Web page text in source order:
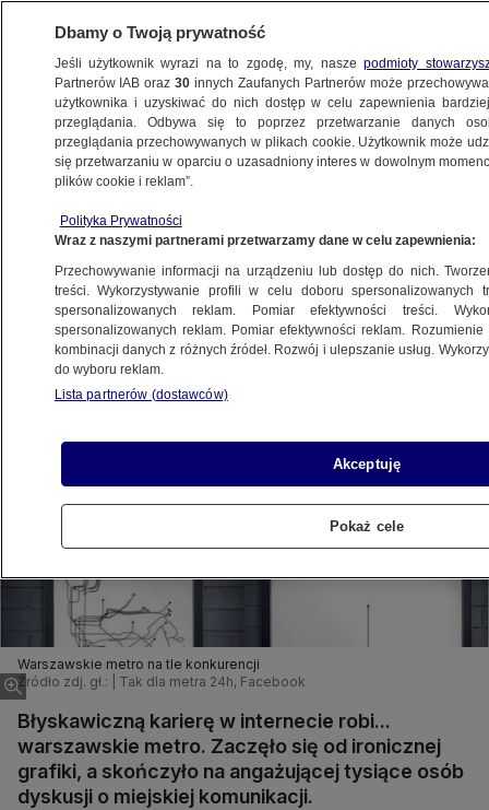
WARSZAWA
NAJNOWSZE
internetu
19.07.2012, 15:48
Udostępnij
Warszawskie metro na tle konkurencji
Źródło zdj. gł.: | Tak dla metra 24h, Facebook
Błyskawiczną karierę w internecie robi...
warszawskie metro. Zaczęło się od ironicznej
grafiki, a skończyło na angażującej tysiące osób
dyskusji o miejskiej komunikacji.
Dbamy o Twoją prywatność
Jeśli użytkownik wyrazi na to zgodę, my, naszepodmioty
Partnerów IAB oraz30 innych Zaufanych Partnerów może
użytkownika i uzyskiwać do nich dostęp w celu zapewnienia
przeglądania. Odbywa się to poprzez przetwarzanie danych
przeglądania przechowywanych w plikach cookie. Użytkownik może
się przetwarzaniu w oparciu o uzasadniony interes w dowolnym
plików cookie i reklam”.
Polityka Prywatności
Wraz z naszymi partnerami przetwarzamy dane w celu zapewnienia:
Przechowywanie informacji na urządzeniu lub dostęp do nich.
treści. Wykorzystywanie profili w celu doboru spersonalizowanych
spersonalizowanych reklam. Pomiar efektywności treści.
spersonalizowanych reklam. Pomiar efektywności reklam.
kombinacji danych z różnych źródeł. Rozwój i ulepszanie usług.
do wyboru reklam.
Lista partnerów (dostawców)
Akceptuję
Pokaż cele